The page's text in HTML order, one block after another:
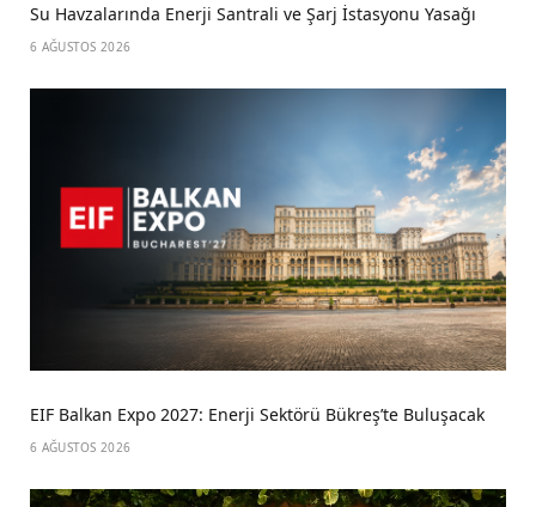
Su Havzalarında Enerji Santrali ve Şarj İstasyonu Yasağı
6 AĞUSTOS 2026
EIF Balkan Expo 2027: Enerji Sektörü Bükreş’te Buluşacak
6 AĞUSTOS 2026